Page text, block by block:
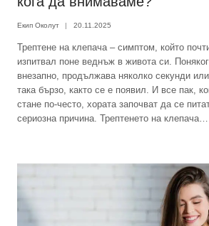
Екип Околут 20.11.2025
Трептене на клепача – симптом, който
изпитвал поне веднъж в живота си.
внезапно, продължава няколко секунди
така бързо, както се е появил. И все пак,
стане по-често, хората започват да се
сериозна причина. Трептенето на клепача…